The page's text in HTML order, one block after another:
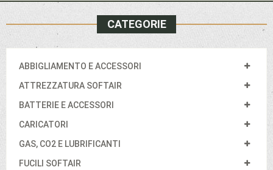
CATEGORIE
ABBIGLIAMENTO E ACCESSORI
ATTREZZATURA SOFTAIR
BATTERIE E ACCESSORI
CARICATORI
GAS, CO2 E LUBRIFICANTI
FUCILI SOFTAIR